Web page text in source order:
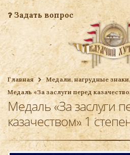
Задать вопрос
Главная Медали, нагрудные
Медаль «За заслуги перед
Медаль «За заслуги
казачеством» 1